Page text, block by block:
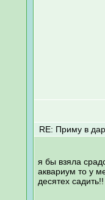
RE: Приму в
я бы взяла
аквариум то у
десятех садить!!